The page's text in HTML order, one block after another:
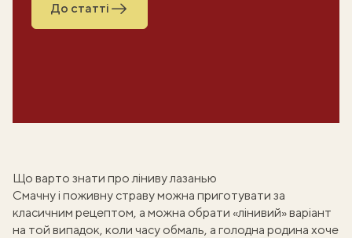
До статті
Що варто знати про ліниву лазанью
Смачну і поживну страву можна приготувати за
класичним рецептом, а можна обрати «лінивий» варіант
на той випадок, коли часу обмаль, а голодна родина хоче